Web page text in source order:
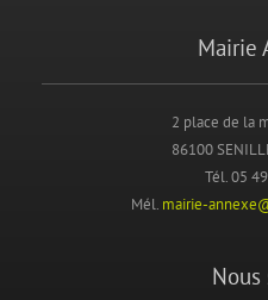
Mairie
2 place de la
86100
Tél. 05
Mél. mairie-